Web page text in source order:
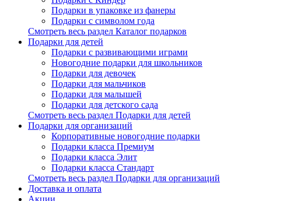
Подарки в упаковке из фанеры
Подарки с символом года
Смотреть весь раздел Каталог подарков
Подарки для детей
Подарки с развивающими играми
Новогодние подарки для школьников
Подарки для девочек
Подарки для мальчиков
Подарки для малышей
Подарки для детского сада
Смотреть весь раздел Подарки для детей
Подарки для организаций
Корпоративные новогодние подарки
Подарки класса Премиум
Подарки класса Элит
Подарки класса Стандарт
Смотреть весь раздел Подарки для организаций
Доставка и оплата
Акции